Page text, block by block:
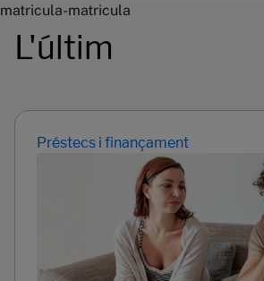
matricula-matricula
L'últim
Préstecs i finançament